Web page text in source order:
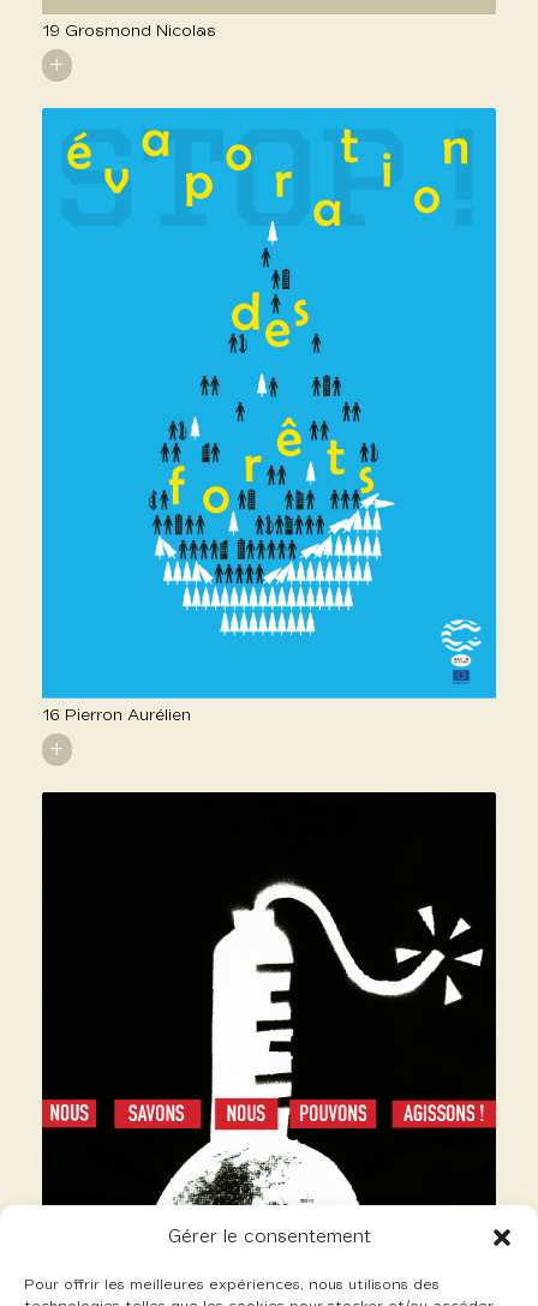
Gérer le consentement
Pour offrir les meilleures expériences, nous utilisons des
19 Grosmond Nicolas
+
16 Pierron Aurélien
+